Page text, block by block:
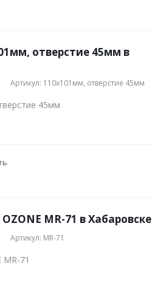
отверстие 45мм в
Артикул: 110x101мм, отверстие 45мм
45мм
MR-71 в Хабаровске
Артикул: MR-71
71